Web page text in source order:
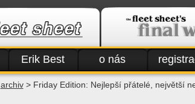
Erik Best o nás
archiv> Friday Edition: Nejlepší přátelé, největší